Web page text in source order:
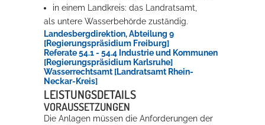
in einem Landkreis: das Landratsamt,
als untere Wasserbehörde zuständig.
Landesbergdirektion, Abteilung 9
[Regierungspräsidium Freiburg]
Referate 54.1 - 54.4 Industrie und Kommunen
[Regierungspräsidium Karlsruhe]
Wasserrechtsamt [Landratsamt Rhein-
Neckar-Kreis]
LEISTUNGSDETAILS
VORAUSSETZUNGEN
Die Anlagen müssen die Anforderungen der